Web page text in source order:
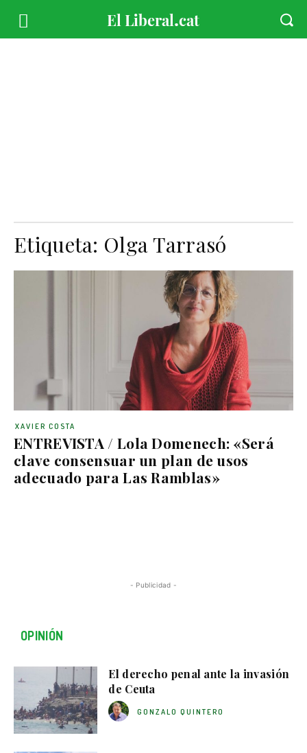
Etiqueta: Olga Tarrasó
ENTREVISTA / Lola Domenech: «Será
clave consensuar un plan de usos
adecuado para Las Ramblas»
XAVIER COSTA
- Publicidad -
OPINIÓN
El derecho penal ante la invasión
de Ceuta
GONZALO QUINTERO